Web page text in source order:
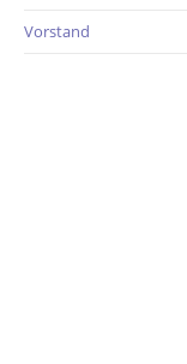
Vorstand